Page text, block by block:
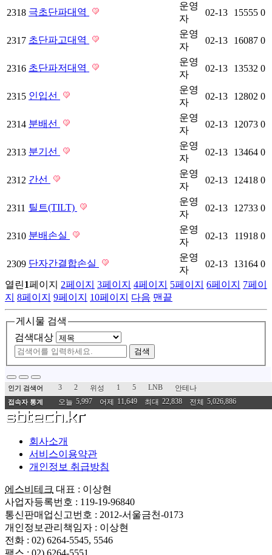
2318 극초단파대역
운영
자
02-13 15555 0
2317 초단파고대역
운영
자
02-13 16087 0
2316 초단파저대역
운영
자
02-13 13532 0
2315 인입선
운영
자
02-13 12802 0
2314 분배선
운영
자
02-13 12073 0
2313 분기선
운영
자
02-13 13464 0
2312 간선
운영
자
02-13 12418 0
2311 틸트(TILT)
운영
자
02-13 12733 0
2310 분배손실
운영
자
02-13 11918 0
2309 단자간결합손실
운영
자
02-13 13164 0
열린1페이지 2페이지 3페이지 4페이지 5페이지 6페이지 7페이
지 8페이지 9페이지 10페이지 다음 맨끝
게시물 검색
검색대상
검색
인기 검색어 3 2 위성 1 5 LNB 안테나
접속자 통계 오늘 5,997 어제 11,649 최대 22,838 전체 5,026,886
회사소개
서비스이용약관
개인정보 취급방침
에스비테크 대표 : 이상현
사업자등록번호 : 119-19-96840
통신판매업신고번호 : 2012-서울금천-0173
개인정보관리책임자 : 이상현
전화 : 02) 6264-5545, 5546
팩스 : 02) 6264-5551